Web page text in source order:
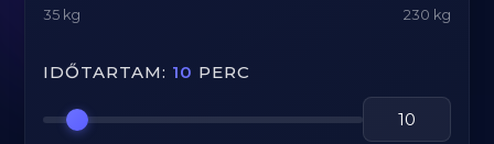
35 kg 230 kg
IDŐTARTAM: 10 PERC